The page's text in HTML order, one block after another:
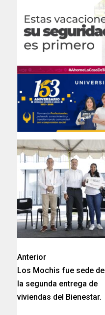
Anterior
Los Mochis fue sede de
la segunda entrega de
viviendas del Bienestar.